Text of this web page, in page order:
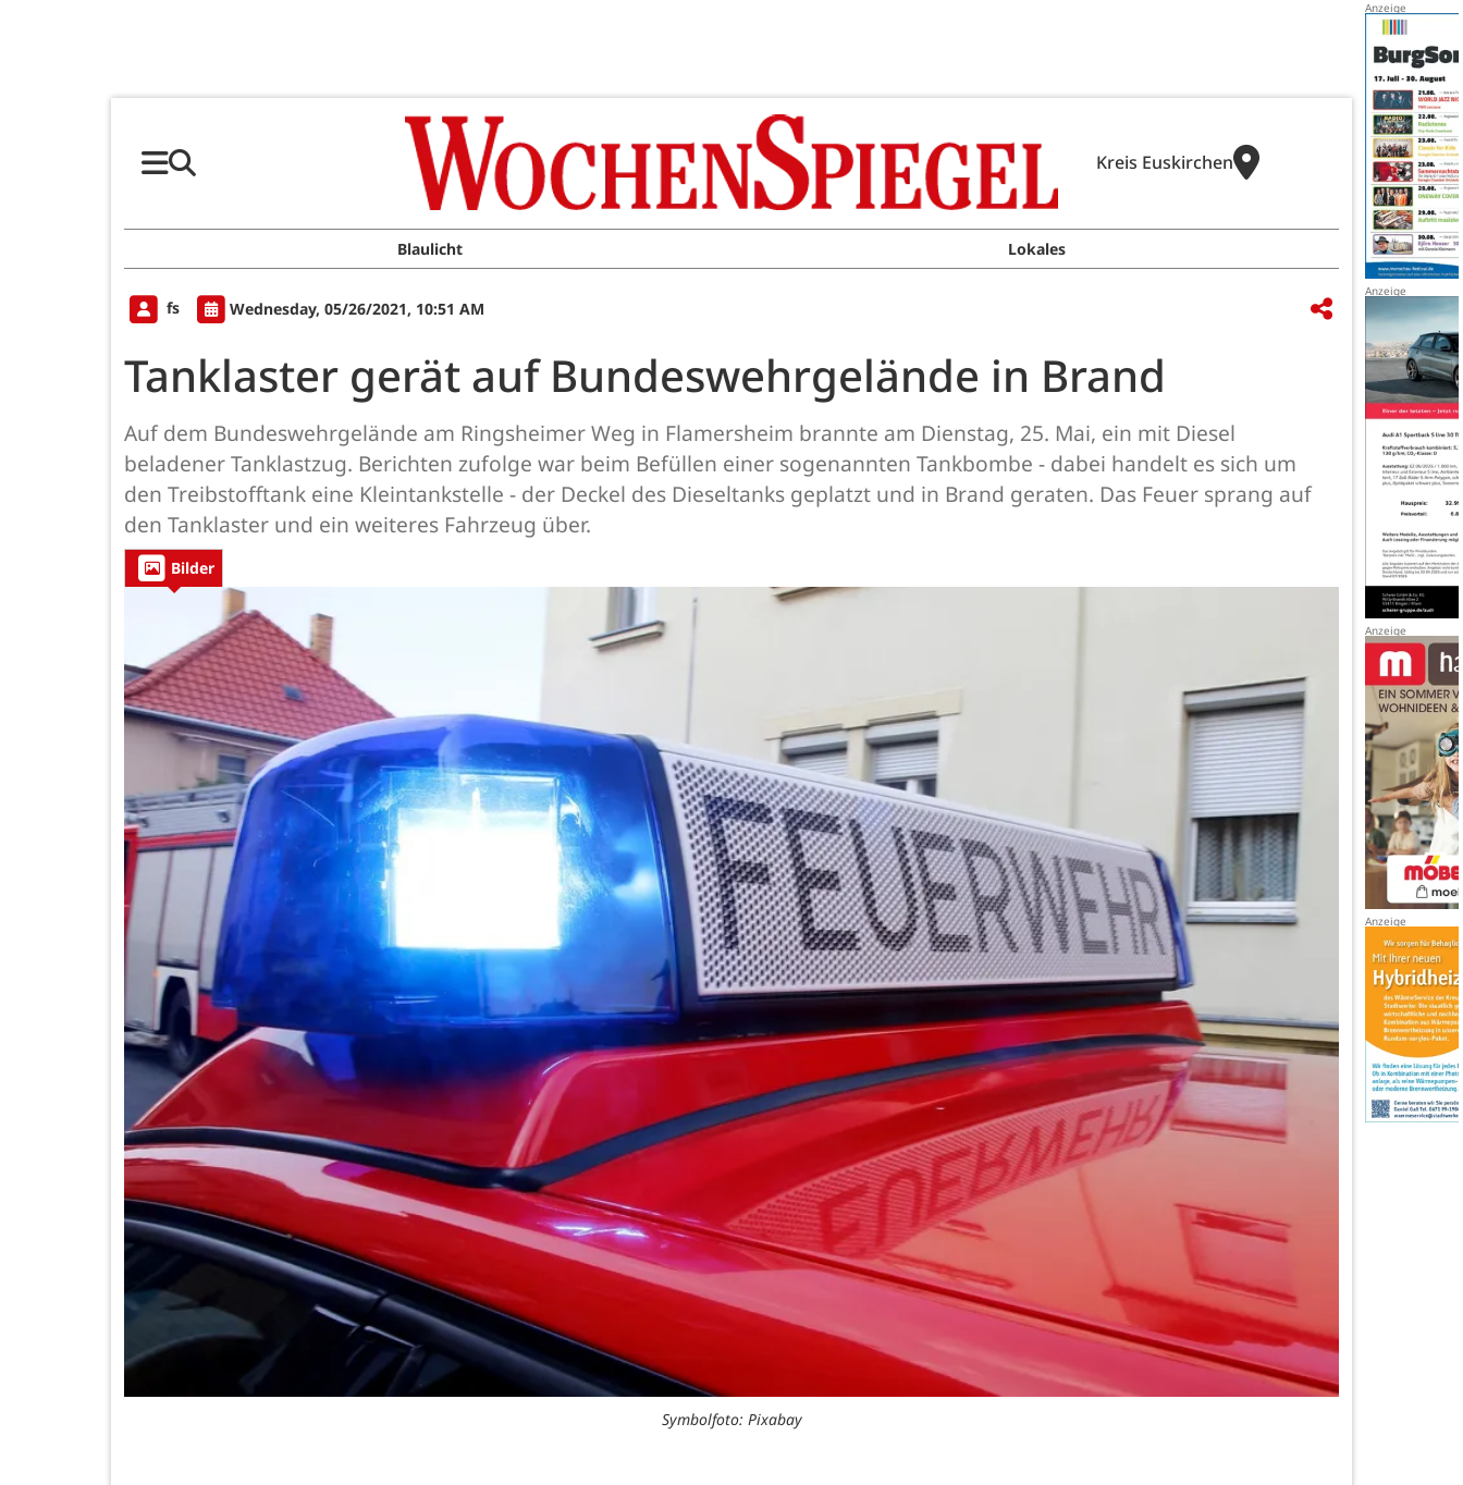
Kreis Euskirchen
Blaulicht Lokales
fs Wednesday, 05/26/2021, 10:51 AM
Tanklaster gerät auf Bundeswehrgelände in Brand
Auf dem Bundeswehrgelände am Ringsheimer Weg in Flamersheim brannte am Dienstag, 25. Mai, ein mit Diesel
beladener Tanklastzug. Berichten zufolge war beim Befüllen einer sogenannten Tankbombe - dabei handelt es sich um
den Treibstofftank eine Kleintankstelle - der Deckel des Dieseltanks geplatzt und in Brand geraten. Das Feuer sprang auf
den Tanklaster und ein weiteres Fahrzeug über.
Bilder
Symbolfoto: Pixabay